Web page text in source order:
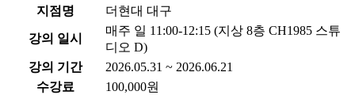
지점명
더현대 대구
강의 일시
매주 일 11:00-12:15 (지상 8층 CH1985 스튜
디오 D)
강의 기간
2026.05.31 ~ 2026.06.21
수강료
100,000원